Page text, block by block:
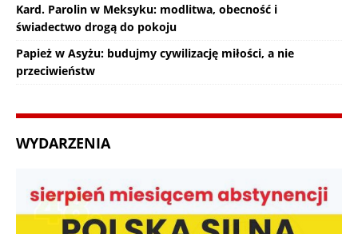
Kard. Parolin w Meksyku: modlitwa, obecność i
świadectwo drogą do pokoju
Papież w Asyżu: budujmy cywilizację miłości, a nie
przeciwieństw
WYDARZENIA